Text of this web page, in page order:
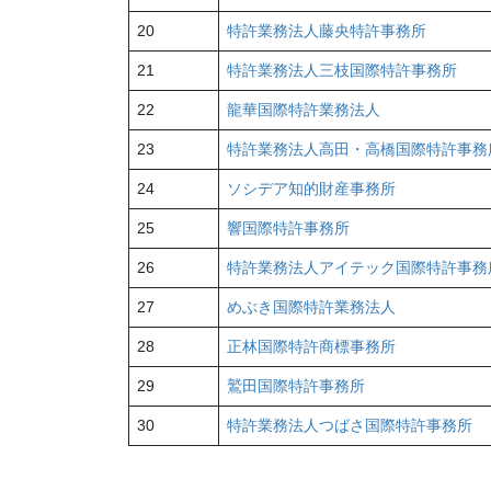
20 特許業務法人藤央特許事務所
21 特許業務法人三枝国際特許事務所
22 龍華国際特許業務法人
23 特許業務法人高田・高橋国際特許事務
24 ソシデア知的財産事務所
25 響国際特許事務所
26 特許業務法人アイテック国際特許事務
27 めぶき国際特許業務法人
28 正林国際特許商標事務所
29 鷲田国際特許事務所
30 特許業務法人つばさ国際特許事務所